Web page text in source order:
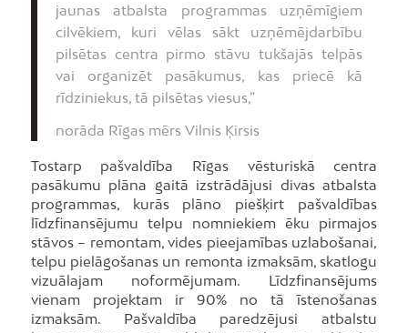
jaunas atbalsta programmas uzņēmīgiem
cilvēkiem, kuri vēlas sākt uzņēmējdarbību
pilsētas centra pirmo stāvu tukšajās telpās
vai organizēt pasākumus, kas priecē kā
rīdziniekus, tā pilsētas viesus,”
norāda Rīgas mērs Vilnis Ķirsis
Tostarp pašvaldība Rīgas vēsturiskā centra
pasākumu plāna gaitā izstrādājusi divas atbalsta
programmas, kurās plāno piešķirt pašvaldības
līdzfinansējumu telpu nomniekiem ēku pirmajos
stāvos – remontam, vides pieejamības uzlabošanai,
telpu pielāgošanas un remonta izmaksām, skatlogu
vizuālajam noformējumam. Līdzfinansējums
vienam projektam ir 90% no tā īstenošanas
izmaksām. Pašvaldība paredzējusi atbalstu